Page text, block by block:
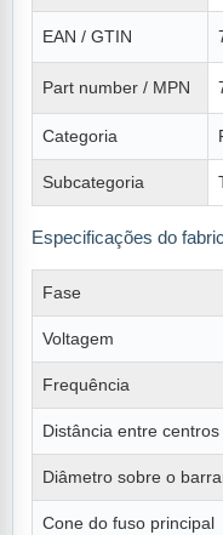
EAN / GTIN
Part number / MPN
Categoria
Subcategoria
Especificações do
Fase
Voltagem
Frequência
Distância entre centros
Diâmetro sobre o
Cone do fuso principal